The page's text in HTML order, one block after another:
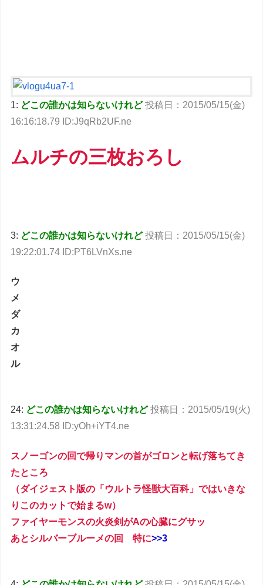
1: どこの誰かは知らないけれど 投稿日：2015/05/15(金)
16:16:18.79 ID:J9qRb2UF.ne
ムルチの三枚おろし
3: どこの誰かは知らないけれど 投稿日：2015/05/15(金)
19:22:01.74 ID:PT6LVnXs.ne
ウ
メ
ダ
カ
オ
ル
24: どこの誰かは知らないけれど 投稿日：2015/05/19(火)
13:31:24.58 ID:yOh+iYT4.ne
スノーゴンの回で帰りマンの首がゴロンと転げ落ちてき
たところ
（ダイジェスト版の「ウルトラ怪獣大百科」ではいきな
りこのカットで始まるw）
ファイヤーモンスの火炎剣がAの心臓にグサッ
あとシルバーブルーメの回 特に>>3